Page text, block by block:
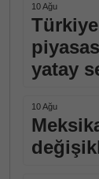
10 Ağu
yatay
10 Ağu